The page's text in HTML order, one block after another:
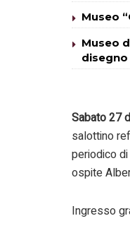
Museo
Museo
disegno
Sabato 27
salottino
periodico
ospite
Ingresso